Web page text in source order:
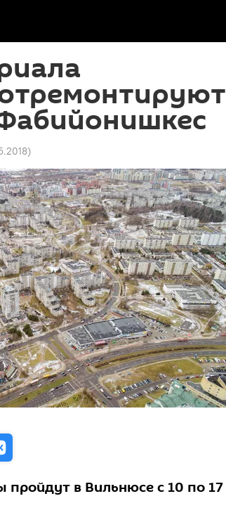
)
пройдут в Вильнюсе с 10 по 17